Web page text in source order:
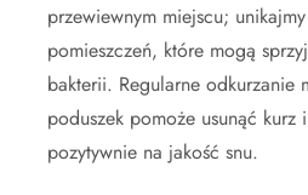
przewiewnym miejscu;
pomieszczeń, które mogą
bakterii. Regularne odkurzanie
poduszek pomoże usunąć kurz
pozytywnie na jakość snu.